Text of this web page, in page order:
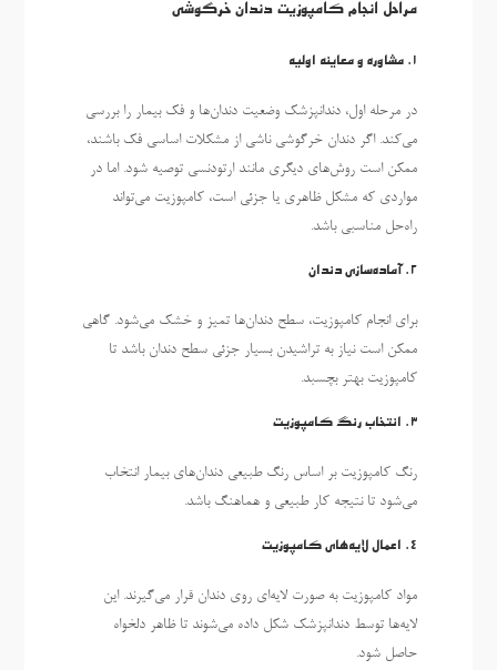
مراحل انجام کامپوزیت دندان خرگوشی
1. مشاوره و معاینه اولیه
در مرحله اول، دندانپزشک وضعیت دندان‌ها و فک بیمار را بررسی
می‌کند. اگر دندان‌ خرگوشی ناشی از مشکلات اساسی فک باشند،
ممکن است روش‌های دیگری مانند ارتودنسی توصیه شود. اما در
مواردی که مشکل ظاهری یا جزئی است، کامپوزیت می‌تواند
راه‌حل مناسبی باشد.
2. آماده‌سازی دندان
برای انجام کامپوزیت، سطح دندان‌ها تمیز و خشک می‌شود. گاهی
ممکن است نیاز به تراشیدن بسیار جزئی سطح دندان باشد تا
کامپوزیت بهتر بچسبد.
3. انتخاب رنگ کامپوزیت
رنگ کامپوزیت بر اساس رنگ طبیعی دندان‌های بیمار انتخاب
می‌شود تا نتیجه کار طبیعی و هماهنگ باشد.
4. اعمال لایه‌های کامپوزیت
مواد کامپوزیت به صورت لایه‌ای روی دندان قرار می‌گیرند. این
لایه‌ها توسط دندانپزشک شکل داده می‌شوند تا ظاهر دلخواه
حاصل شود.